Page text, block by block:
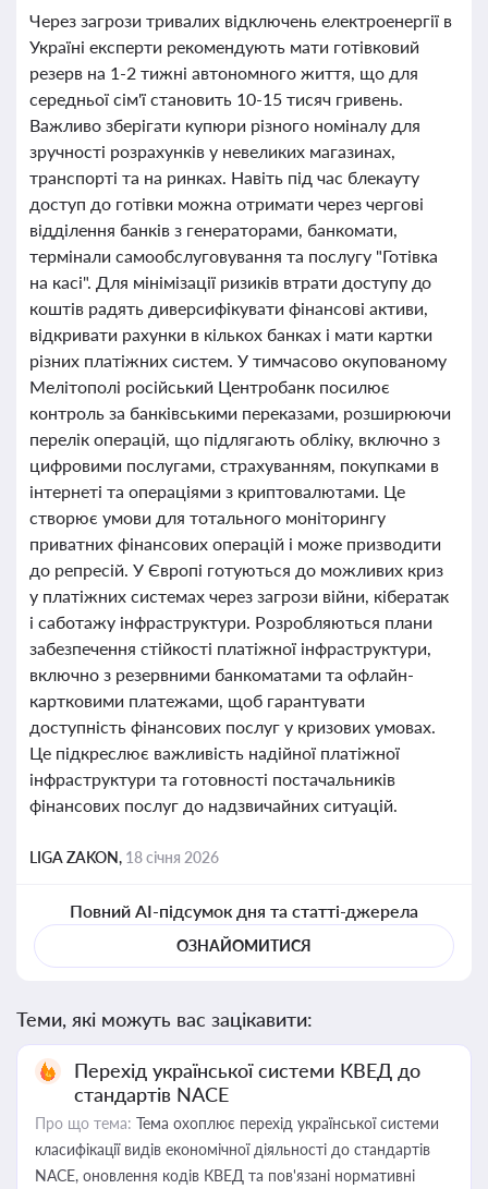
Через загрози тривалих відключень електроенергії в
Україні експерти рекомендують мати готівковий
резерв на 1-2 тижні автономного життя, що для
середньої сім'ї становить 10-15 тисяч гривень.
Важливо зберігати купюри різного номіналу для
зручності розрахунків у невеликих магазинах,
транспорті та на ринках. Навіть під час блекауту
доступ до готівки можна отримати через чергові
відділення банків з генераторами, банкомати,
термінали самообслуговування та послугу "Готівка
на касі". Для мінімізації ризиків втрати доступу до
коштів радять диверсифікувати фінансові активи,
відкривати рахунки в кількох банках і мати картки
різних платіжних систем. У тимчасово окупованому
Мелітополі російський Центробанк посилює
контроль за банківськими переказами, розширюючи
перелік операцій, що підлягають обліку, включно з
цифровими послугами, страхуванням, покупками в
інтернеті та операціями з криптовалютами. Це
створює умови для тотального моніторингу
приватних фінансових операцій і може призводити
до репресій. У Європі готуються до можливих криз
у платіжних системах через загрози війни, кібератак
і саботажу інфраструктури. Розробляються плани
забезпечення стійкості платіжної інфраструктури,
включно з резервними банкоматами та офлайн-
картковими платежами, щоб гарантувати
доступність фінансових послуг у кризових умовах.
Це підкреслює важливість надійної платіжної
інфраструктури та готовності постачальників
фінансових послуг до надзвичайних ситуацій.
LIGA ZAKON, 18 січня 2026
Повний AI-підсумок дня та статті-джерела
ОЗНАЙОМИТИСЯ
Теми, які можуть вас зацікавити:
Перехід української системи КВЕД до
стандартів NACE
Про що тема: Тема охоплює перехід української системи
класифікації видів економічної діяльності до стандартів
NACE, оновлення кодів КВЕД та пов'язані нормативні